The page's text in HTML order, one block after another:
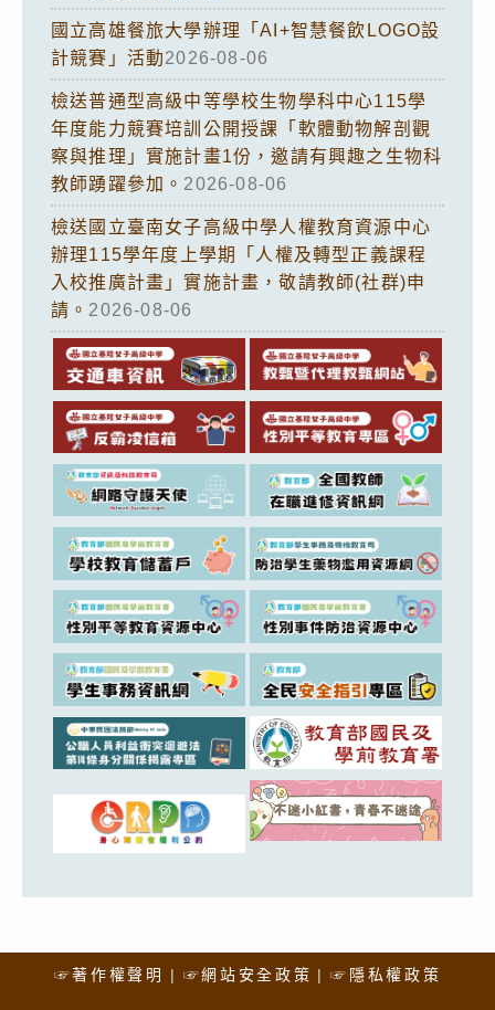
國立高雄餐旅大學辦理「AI+智慧餐飲LOGO設
計競賽」活動2026-08-06
檢送普通型高級中等學校生物學科中心115學
年度能力競賽培訓公開授課「軟體動物解剖觀
察與推理」實施計畫1份，邀請有興趣之生物科
教師踴躍參加。 2026-08-06
檢送國立臺南女子高級中學人權教育資源中心
辦理115學年度上學期「人權及轉型正義課程
入校推廣計畫」實施計畫，敬請教師(社群)申
請。 2026-08-06
☞著作權聲明 ☞網站安全政策 ☞隱私權政策